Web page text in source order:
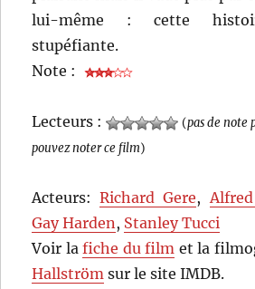
lui-même : cette
stupéfiante.
Note :
Lecteurs : (pas de note
pouvez noter ce film)
Acteurs:Richard Gere,
Gay Harden, Stanley Tucci
Voir lafiche du film et la
Hallström sur le site IMDB.